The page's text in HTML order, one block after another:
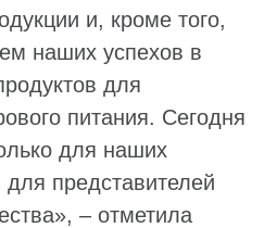
и, кроме того,
наших успехов в
для
питания. Сегодня
для наших
представителей
– отметила